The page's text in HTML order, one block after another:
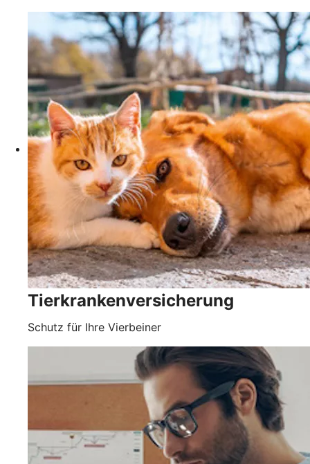
Tierkrankenversicherung
Schutz für Ihre Vierbeiner